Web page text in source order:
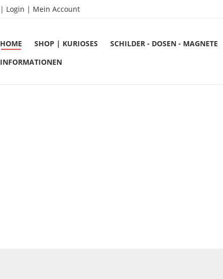
| Login | Mein Account
HOME SHOP | KURIOSES SCHILDER - DOSEN - MAGNETE
INFORMATIONEN